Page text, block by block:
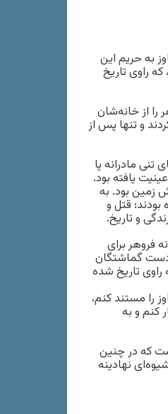
به حریم این
راوی تاریخ
را از خانه‌شان
و تنها پس از
تنی مادرانه پا
یافته بود.
زمین بود. به
قتل و
و تاریخ.
فروهر برای
دست گماشتگان
راوی تاریخ شده
را مستند کنم،
کنم و به
که در چنین
نهادینه